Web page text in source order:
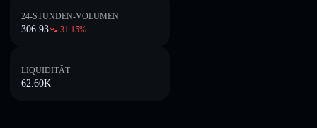
24-STUNDEN-VOLUMEN
306.93 31.15%
LIQUIDITÄT
62.60K